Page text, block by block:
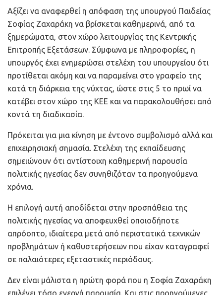
Αξίζει να αναφερθεί η απόφαση της υπουργού Παιδείας
Σοφίας Ζαχαράκη να βρίσκεται καθημερινά, από τα
ξημερώματα, στον χώρο λειτουργίας της Κεντρικής
Επιτροπής Εξετάσεων. Σύμφωνα με πληροφορίες, η
υπουργός έχει ενημερώσει στελέχη του υπουργείου ότι
προτίθεται ακόμη και να παραμείνει στο γραφείο της
κατά τη διάρκεια της νύχτας, ώστε στις 5 το πρωί να
κατέβει στον χώρο της ΚΕΕ και να παρακολουθήσει από
κοντά τη διαδικασία.
Πρόκειται για μια κίνηση με έντονο συμβολισμό αλλά και
επιχειρησιακή σημασία. Στελέχη της εκπαίδευσης
σημειώνουν ότι αντίστοιχη καθημερινή παρουσία
πολιτικής ηγεσίας δεν συνηθιζόταν τα προηγούμενα
χρόνια.
Η επιλογή αυτή αποδίδεται στην προσπάθεια της
πολιτικής ηγεσίας να αποφευχθεί οποιοδήποτε
απρόοπτο, ιδιαίτερα μετά από περιστατικά τεχνικών
προβλημάτων ή καθυστερήσεων που είχαν καταγραφεί
σε παλαιότερες εξεταστικές περιόδους.
Δεν είναι μάλιστα η πρώτη φορά που η Σοφία Ζαχαράκη
επιλέγει τόσο ενεργή παρουσία. Και στις προηγούμενες